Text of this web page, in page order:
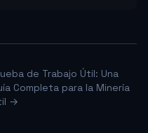
de Trabajo Útil: Una
Completa para la Minería
→